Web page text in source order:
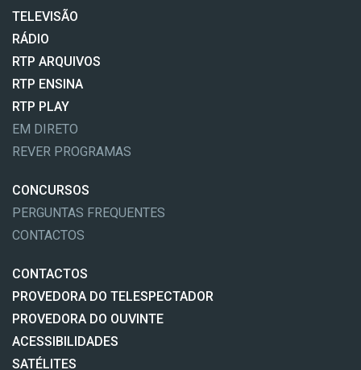
TELEVISÃO
RÁDIO
RTP ARQUIVOS
RTP ENSINA
RTP PLAY
EM DIRETO
REVER PROGRAMAS
CONCURSOS
PERGUNTAS FREQUENTES
CONTACTOS
CONTACTOS
PROVEDORA DO TELESPECTADOR
PROVEDORA DO OUVINTE
ACESSIBILIDADES
SATÉLITES